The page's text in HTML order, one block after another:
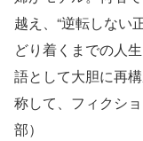
越え、“逆転しない
どり着くまでの人
語として大胆に再
称して、フィクシ
部）